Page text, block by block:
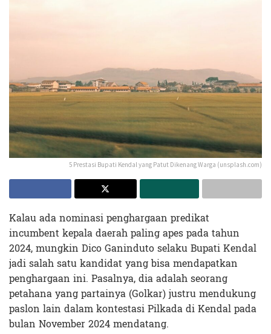
5 Prestasi Bupati Kendal yang Patut Dikenang Warga (unsplash.com)
Kalau ada nominasi penghargaan predikat
incumbent kepala daerah paling apes pada tahun
2024, mungkin Dico Ganinduto selaku Bupati Kendal
jadi salah satu kandidat yang bisa mendapatkan
penghargaan ini. Pasalnya, dia adalah seorang
petahana yang partainya (Golkar) justru mendukung
paslon lain dalam kontestasi Pilkada di Kendal pada
bulan November 2024 mendatang.